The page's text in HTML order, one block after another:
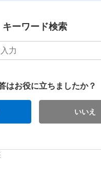
サイト(お子様用)はこちら
キーワード検索
はお役に立ちましたか？
いいえ